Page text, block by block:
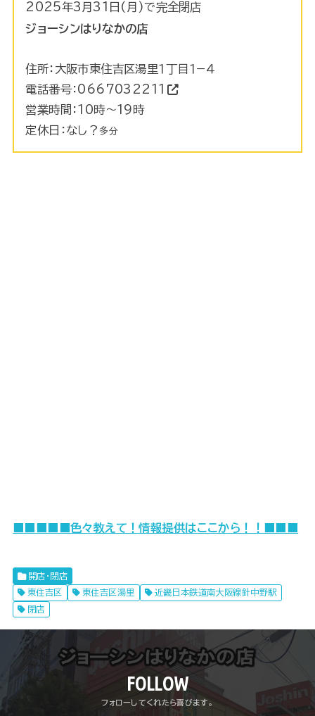
2025年3月31日(月)で完全閉店
ジョーシンはりなかの店
住所：大阪市東住吉区湯里１丁目１−４
電話番号：0667032211
営業時間：10時～19時
定休日：なし？ 多分
■■■色々教えて！情報提供はここから！！■■■
開店・閉店
東住吉区
東住吉区湯里
近畿日本鉄道南大阪線針中野駅
閉店
FOLLOW